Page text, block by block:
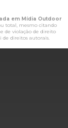
em Mídia Outdoor
total, mesmo citando
de violação de direito
de direitos autorais.